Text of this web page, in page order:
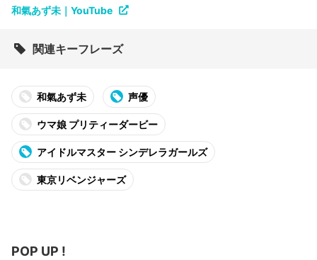
和氣あず未｜YouTube
関連キーフレーズ
和氣あず未 声優
ウマ娘 プリティーダービー
アイドルマスター シンデレラガールズ
東京リベンジャーズ
POP UP !